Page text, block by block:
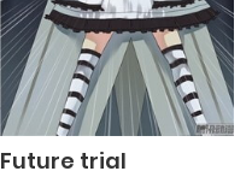
Future trial